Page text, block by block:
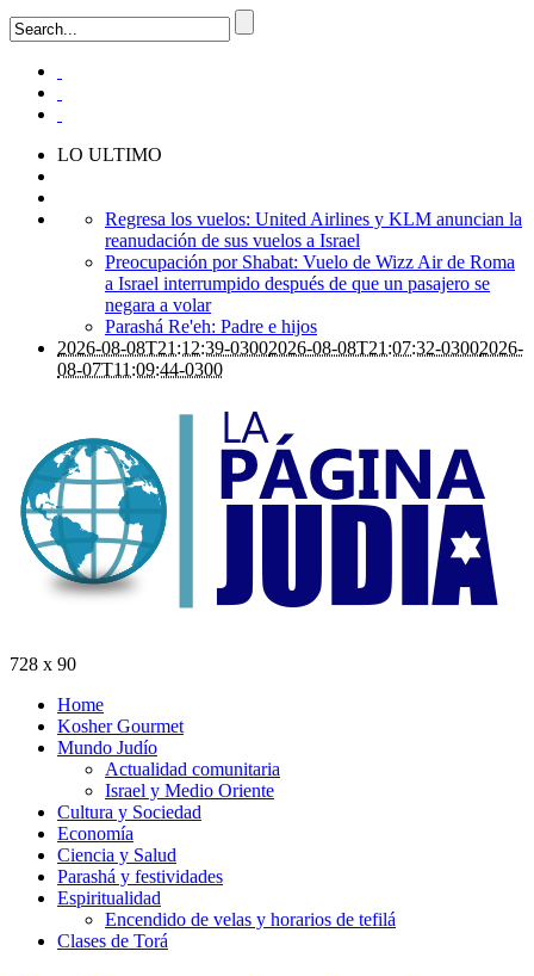
LO ULTIMO
Regresa los vuelos: United Airlines y KLM anuncian la
reanudación de sus vuelos a Israel
Preocupación por Shabat: Vuelo de Wizz Air de Roma
a Israel interrumpido después de que un pasajero se
negara a volar
Parashá Re'eh: Padre e hijos
2026-08-08T21:12:39-03002026-08-08T21:07:32-03002026-
08-07T11:09:44-0300
728 x 90
Home
Kosher Gourmet
Mundo Judío
Actualidad comunitaria
Israel y Medio Oriente
Cultura y Sociedad
Economía
Ciencia y Salud
Parashá y festividades
Espiritualidad
Encendido de velas y horarios de tefilá
Clases de Torá